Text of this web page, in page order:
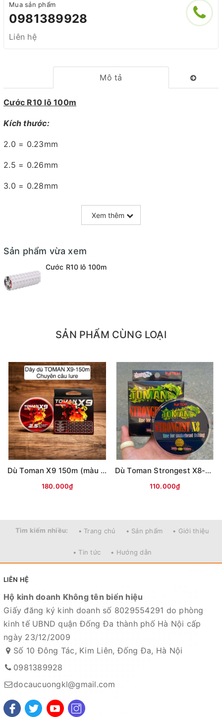
Mua sản phẩm
0981389928
Liên hệ
Mô tả
Cước R10 lô 100m
Kích thước:
2.0 = 0.23mm
2.5 = 0.26mm
3.0 = 0.28mm
4.5 = 0.35mm
5.0 = 0.37mm
6.0 = 0.40mm
Mọi thắc mắc liên hệ SĐT
: 098.138.9928 - 098.902.9066 - 090.565.6668 -
091.258.3939 để được giải đáp.
CAM KẾT CỦA CỬA HÀNG CHÚNG TÔI
Đồ câu chính hãng, đúng thông tin mô tả và sản phẩm
đặt mua của khách hàng
Ảnh sản phẩm là cửa hàng 100% tự tay chụp nên mọi
thông tin và ảnh đều phù hợp với sản phẩm thực tế
Nếu sản phẩm bị lỗi hoặc xảy ra sự cố trong quá trình
vận chuyển, sử dụng. Chúng tôi sẽ hỗ trợ ngay cho quý
khách hàng và sẽ chịu trách nhiệm hoàn toàn để phục
Fanpage : Đồ câu Cường KL
Xem thêm
Sản phẩm vừa xem
Cước R10 lô 100m
SẢN PHẨM CÙNG LOẠI
Dù Toman X9 150m (màu ĐỎ)
180.000₫
Dù Toman Strongest X8-100m (màu vàng)
110.000₫
Tìm kiếm nhiều: • Trang chủ • Sản phẩm • Giới thiệu
• Tin tức • Hướng dẫn
LIÊN HỆ
Hộ kinh doanh Không tên biển hiệu
Giấy đăng ký kinh doanh số 8029554291 do phòng
kinh tế UBND quận Đống Đa thành phố Hà Nội cấp
ngày 23/12/2009
Số 10 Đông Tác, Kim Liên, Đống Đa, Hà Nội
0981389928
docaucuongkl@gmail.com